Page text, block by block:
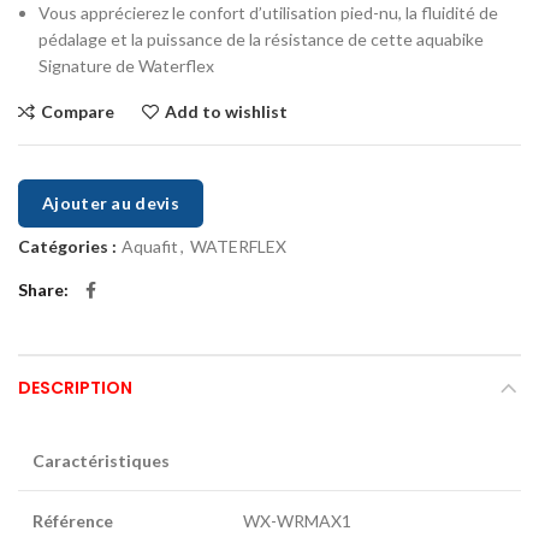
Vous apprécierez le confort d’utilisation pied-nu, la fluidité de
pédalage et la puissance de la résistance de cette aquabike
Signature de Waterflex
Compare Add to wishlist
Ajouter au devis
Catégories : Aquafit, WATERFLEX
Share
DESCRIPTION
Caractéristiques
Référence WX-WRMAX1